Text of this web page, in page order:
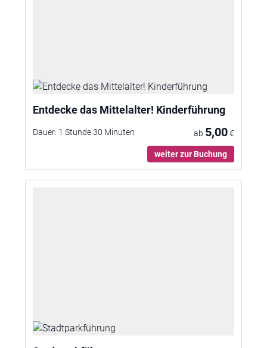
Entdecke das Mittelalter! Kinderführung
Dauer: 1 Stunde 30 Minuten ab 5,00€
weiter zur Buchung